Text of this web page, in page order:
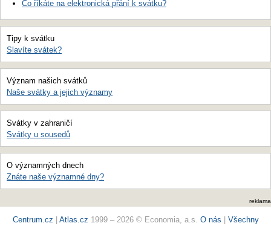
Co říkáte na elektronická přání k svátku?
Tipy k svátku
Slavíte svátek?
Význam našich svátků
Naše svátky a jejich významy
Svátky v zahraničí
Svátky u sousedů
O významných dnech
Znáte naše významné dny?
reklama
Centrum.cz | Atlas.cz 1999 – 2026 © Economia, a.s. O nás | Všechny